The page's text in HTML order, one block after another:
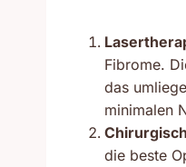
Fibrome.
das
minimalen
die beste